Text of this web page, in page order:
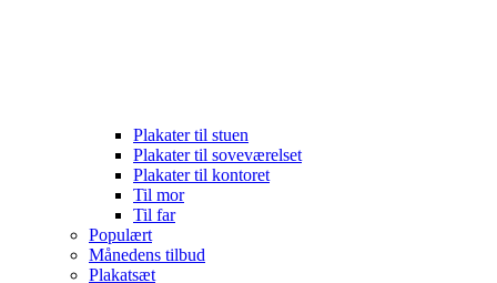
Plakater til stuen
Plakater til soveværelset
Plakater til kontoret
Til mor
Til far
Populært
Månedens tilbud
Plakatsæt